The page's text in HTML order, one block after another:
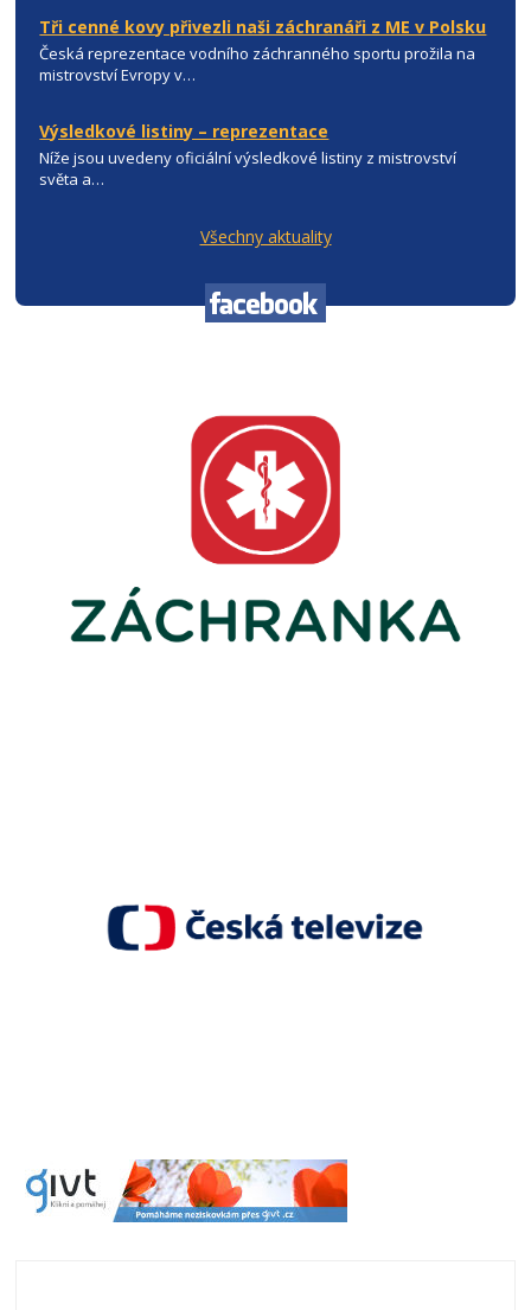
Tři cenné kovy přivezli naši záchranáři z ME v Polsku
Česká reprezentace vodního záchranného sportu prožila na
mistrovství Evropy v…
Výsledkové listiny – reprezentace
Níže jsou uvedeny oficiální výsledkové listiny z mistrovství
světa a…
Všechny aktuality